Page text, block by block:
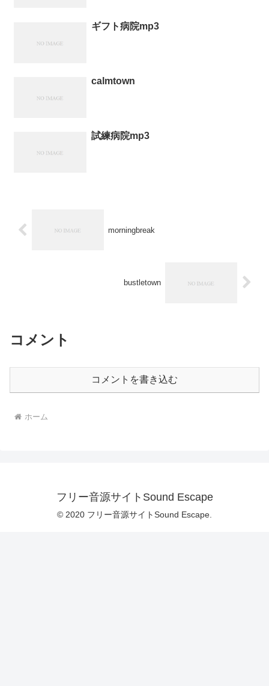
ギフト病院mp3
calmtown
試練病院mp3
morningbreak
bustletown
コメント
コメントを書き込む
ホーム
フリー音源サイトSound Escape
© 2020 フリー音源サイトSound Escape.